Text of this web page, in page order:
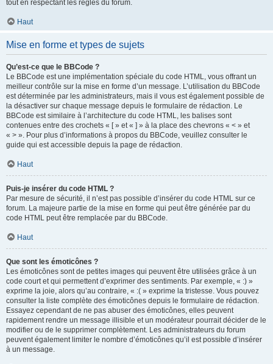
tout en respectant les règles du forum.
Haut
Mise en forme et types de sujets
Qu’est-ce que le BBCode ?
Le BBCode est une implémentation spéciale du code HTML, vous offrant un
meilleur contrôle sur la mise en forme d’un message. L’utilisation du BBCode
est déterminée par les administrateurs, mais il vous est également possible de
la désactiver sur chaque message depuis le formulaire de rédaction. Le
BBCode est similaire à l’architecture du code HTML, les balises sont
contenues entre des crochets « [ » et « ] » à la place des chevrons « < » et
« > ». Pour plus d’informations à propos du BBCode, veuillez consulter le
guide qui est accessible depuis la page de rédaction.
Haut
Puis-je insérer du code HTML ?
Par mesure de sécurité, il n’est pas possible d’insérer du code HTML sur ce
forum. La majeure partie de la mise en forme qui peut être générée par du
code HTML peut être remplacée par du BBCode.
Haut
Que sont les émoticônes ?
Les émoticônes sont de petites images qui peuvent être utilisées grâce à un
code court et qui permettent d’exprimer des sentiments. Par exemple, « :) »
exprime la joie, alors qu’au contraire, « :( » exprime la tristesse. Vous pouvez
consulter la liste complète des émoticônes depuis le formulaire de rédaction.
Essayez cependant de ne pas abuser des émoticônes, elles peuvent
rapidement rendre un message illisible et un modérateur pourrait décider de le
modifier ou de le supprimer complètement. Les administrateurs du forum
peuvent également limiter le nombre d’émoticônes qu’il est possible d’insérer
à un message.